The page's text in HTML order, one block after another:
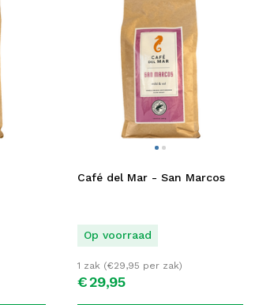
Café del Mar - San Marcos
Op voorraad
€29,95
1 zak (€29,95 per zak)